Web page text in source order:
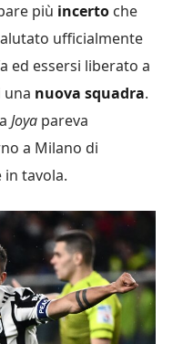
più incerto che
ufficialmente
ed essersi liberato a
una nuova squadra.
Joya pareva
a Milano di
in tavola.